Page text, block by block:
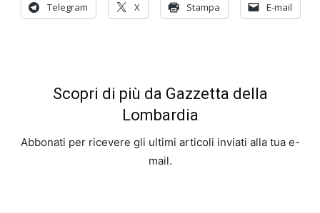
Telegram X Stampa E-mail
Scopri di più da Gazzetta della
Lombardia
Abbonati per ricevere gli ultimi articoli inviati alla tua e-
mail.